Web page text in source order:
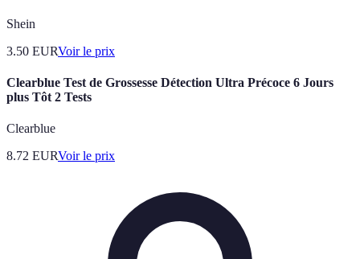
Shein
3.50 EURVoir le prix
Clearblue Test de Grossesse Détection Ultra Précoce 6 Jours
plus Tôt 2 Tests
Clearblue
8.72 EURVoir le prix